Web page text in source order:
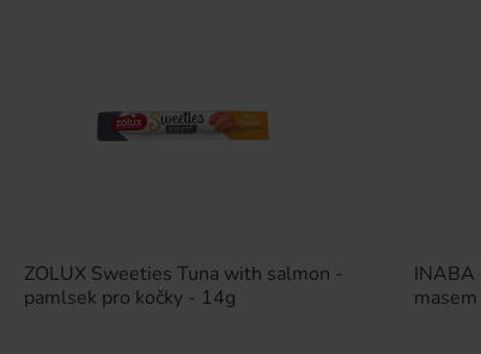
ZOLUX Sweeties Tuna with salmon -
pamlsek pro kočky - 14g
INABA